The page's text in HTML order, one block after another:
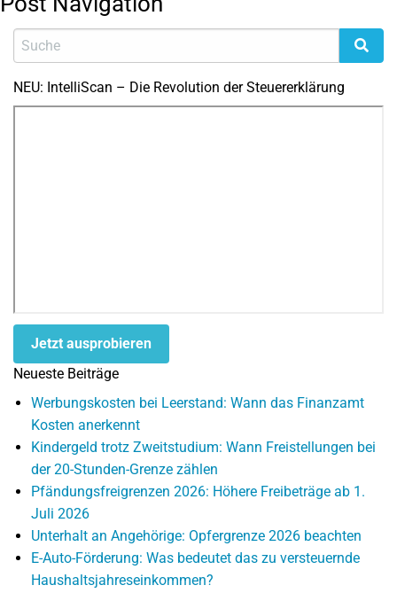
NEU: IntelliScan – Die Revolution der Steuererklärung
Jetzt ausprobieren
Neueste Beiträge
Werbungskosten bei Leerstand: Wann das Finanzamt
Kosten anerkennt
Kindergeld trotz Zweitstudium: Wann Freistellungen bei
der 20-Stunden-Grenze zählen
Pfändungsfreigrenzen 2026: Höhere Freibeträge ab 1.
Juli 2026
Unterhalt an Angehörige: Opfergrenze 2026 beachten
E-Auto-Förderung: Was bedeutet das zu versteuernde
Haushaltsjahreseinkommen?